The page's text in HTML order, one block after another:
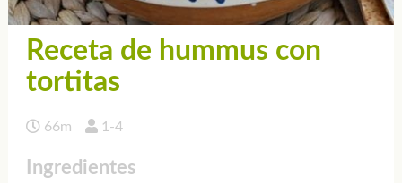
Receta de hummus con
tortitas
66m 1-4
Ingredientes